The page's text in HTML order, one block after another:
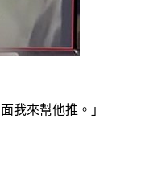
我來幫他推。」